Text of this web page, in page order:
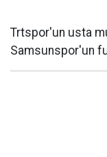
Trtspor'un usta
Samsunspor'un